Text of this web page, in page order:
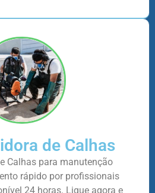
de Calhas
Calhas para manutenção
rápido por profissionais
24 horas. Ligue agora e